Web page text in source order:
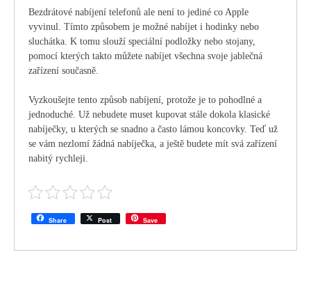
Bezdrátové nabíjení telefonů ale není to jediné co Apple
vyvinul. Tímto způsobem je možné nabíjet i hodinky nebo
sluchátka. K tomu slouží speciální podložky nebo stojany,
pomocí kterých takto můžete nabíjet všechna svoje jablečná
zařízení současně.
Vyzkoušejte tento způsob nabíjení, protože je to pohodlné a
jednoduché. Už nebudete muset kupovat stále dokola klasické
nabíječky, u kterých se snadno a často lámou koncovky. Teď už
se vám nezlomí žádná nabíječka, a ještě budete mít svá zařízení
nabitý rychleji.
Share Post Save